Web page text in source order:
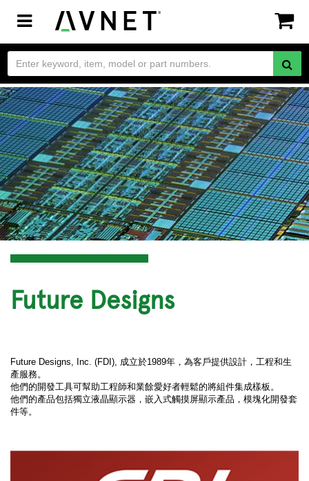
Toggle
navigation
Future Designs
Future Designs, Inc. (FDI), 成立於1989年，為客戶提供設計，工程和生
產服務。
他們的開發工具可幫助工程師和業餘愛好者輕鬆的將組件集成樣板。
他們的產品包括獨立液晶顯示器，嵌入式觸摸屏顯示產品，模塊化開發套
件等。